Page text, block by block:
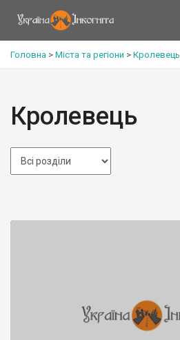
Головна > Міста та регіони > Кролевець
Кролевець